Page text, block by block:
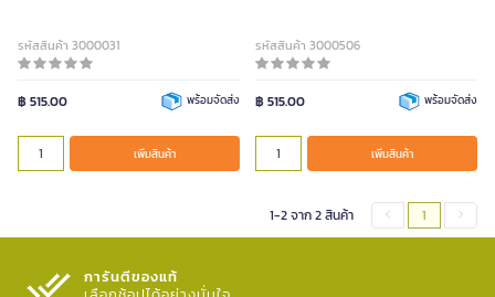
รหัสสินค้า 3000031
฿ 515.00 พร้อมจัดส่ง
เพิ่มสินค้า
รหัสสินค้า 3000506
฿ 515.00 พร้อมจัดส่ง
เพิ่มสินค้า
1-2 จาก 2 สินค้า 1
การันตีของแท้